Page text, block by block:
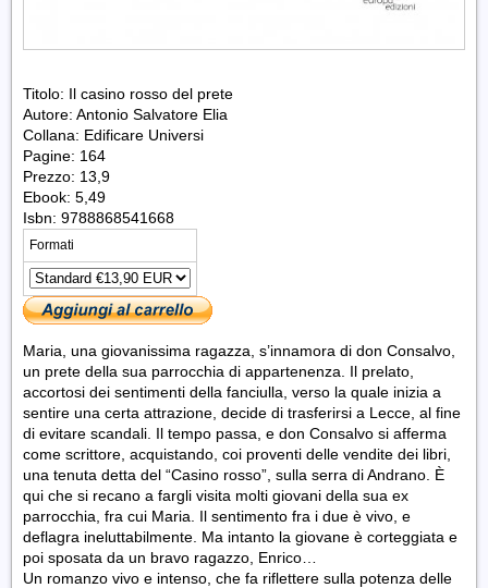
Titolo: Il casino rosso del prete
Autore: Antonio Salvatore Elia
Collana: Edificare Universi
Pagine: 164
Prezzo: 13,9
Ebook: 5,49
Isbn: 9788868541668
Formati
Maria, una giovanissima ragazza, s’innamora di don Consalvo,
un prete della sua parrocchia di appartenenza. Il prelato,
accortosi dei sentimenti della fanciulla, verso la quale inizia a
sentire una certa attrazione, decide di trasferirsi a Lecce, al fine
di evitare scandali. Il tempo passa, e don Consalvo si afferma
come scrittore, acquistando, coi proventi delle vendite dei libri,
una tenuta detta del “Casino rosso”, sulla serra di Andrano. È
qui che si recano a fargli visita molti giovani della sua ex
parrocchia, fra cui Maria. Il sentimento fra i due è vivo, e
deflagra ineluttabilmente. Ma intanto la giovane è corteggiata e
poi sposata da un bravo ragazzo, Enrico…
Un romanzo vivo e intenso, che fa riflettere sulla potenza delle